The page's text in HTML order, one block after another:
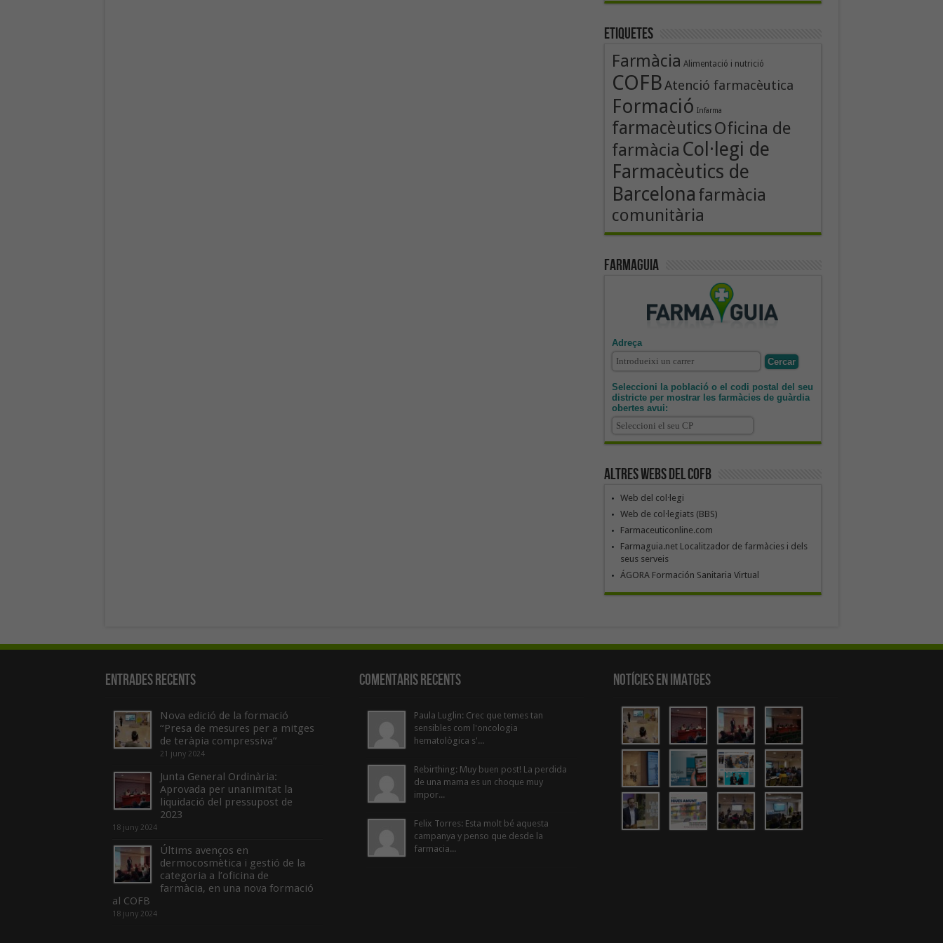
Etiquetes
Farmàcia Alimentació i nutrició
COFBAtenció farmacèutica
Formació Infarma
farmacèuticsOficina de
farmàcia Col·legi de
Farmacèutics de
Barcelona farmàcia
comunitària
Farmaguia
Adreça
Seleccioni la població o el codi postal del seu
districte per mostrar les farmàcies de guàrdia
obertes avui:
Altres webs del COFB
Web del col·legi
Web de col·legiats (BBS)
Farmaceuticonline.com
Farmaguia.net Localitzador de farmàcies i dels
seus serveis
ÁGORA Formación Sanitaria Virtual
Entrades recents
Nova edició de la formació
“Presa de mesures per a mitges
de teràpia compressiva”
21 juny 2024
Junta General Ordinària:
Aprovada per unanimitat la
liquidació del pressupost de
2023
18 juny 2024
Últims avenços en
dermocosmètica i gestió de la
categoria a l’oficina de
farmàcia, en una nova formació
al COFB
18 juny 2024
Comentaris Recents
Paula Luglin: Crec que temes tan
sensibles com l'oncologia
hematològica s'...
Rebirthing: Muy buen post! La perdida
de una mama es un choque muy
impor...
Felix Torres: Esta molt bé aquesta
campanya y penso que desde la
farmacia...
Notícies en Imatges